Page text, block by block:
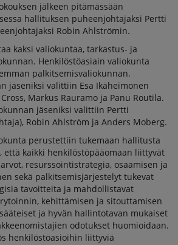
jälkeen pitämässään
hallituksen puheenjohtajaksi Pertti
Robin Ahlströmin.
kaksi valiokuntaa, tarkastus- ja
Henkilöstöasiain valiokunta
palkitsemisvaliokunnan.
jäseniksi valittiin Esa Ikäheimonen
Markus Rauramo ja Panu Routila.
jäseniksi valittiin Pertti
Robin Ahlström ja Anders Moberg.
perustettiin tukemaan hallitusta
että kaikki henkilöstöpääomaan liittyvät
resurssointistrategia, osaamisen ja
sekä palkitsemisjärjestelyt tukevat
tavoitteita ja mahdollistavat
kehittämisen ja sitouttamisen
ja hyvän hallintotavan mukaiset
odotukset huomioidaan.
henkilöstöasioihin liittyviä